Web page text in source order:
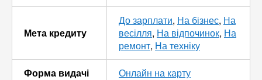
Мета кредиту
До зарплати, На бізнес, На
весілля, На відпочинок, На
ремонт, На техніку
Форма видачі Онлайн на карту